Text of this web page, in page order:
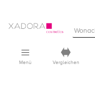
Menü Vergleichen